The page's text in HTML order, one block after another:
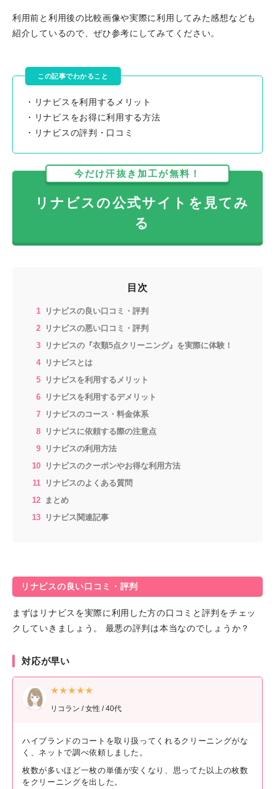
利用前と利用後の比較画像や実際に利用してみた感想なども
紹介しているので、ぜひ参考にしてみてください。
この記事でわかること
・リナビスを利用するメリット
・リナビスをお得に利用する方法
・リナビスの評判・口コミ
今だけ汗抜き加工が無料！
リナビスの公式サイトを見てみ
る
目次
リナビスの良い口コミ・評判
リナビスの悪い口コミ・評判
リナビスの『衣類5点クリーニング』を実際に体験！
リナビスとは
リナビスを利用するメリット
リナビスを利用するデメリット
リナビスのコース・料金体系
リナビスに依頼する際の注意点
リナビスの利用方法
リナビスのクーポンやお得な利用方法
リナビスのよくある質問
まとめ
リナビス関連記事
リナビスの良い口コミ・評判
まずはリナビスを実際に利用した方の口コミと評判をチェッ
クしていきましょう。 最悪の評判は本当なのでしょうか？
対応が早い
★★★★★
リコラン / 女性 / 40代
ハイブランドのコートを取り扱ってくれるクリーニングがな
く、ネットで調べ依頼しました。
枚数が多いほど一枚の単価が安くなり、思ってた以上の枚数
をクリーニングを出した。